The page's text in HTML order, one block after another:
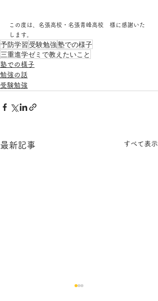
この度は、名張高校・名張青峰高校　様に感謝いた
します。
予防学習受験勉強塾での様子
三重進学ゼミで教えたいこと
塾での様子
勉強の話
受験勉強
最新記事 すべて表示